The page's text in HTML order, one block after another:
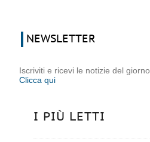
NEWSLETTER
Iscriviti e ricevi le notizie del
Clicca qui
I PIÙ LETTI